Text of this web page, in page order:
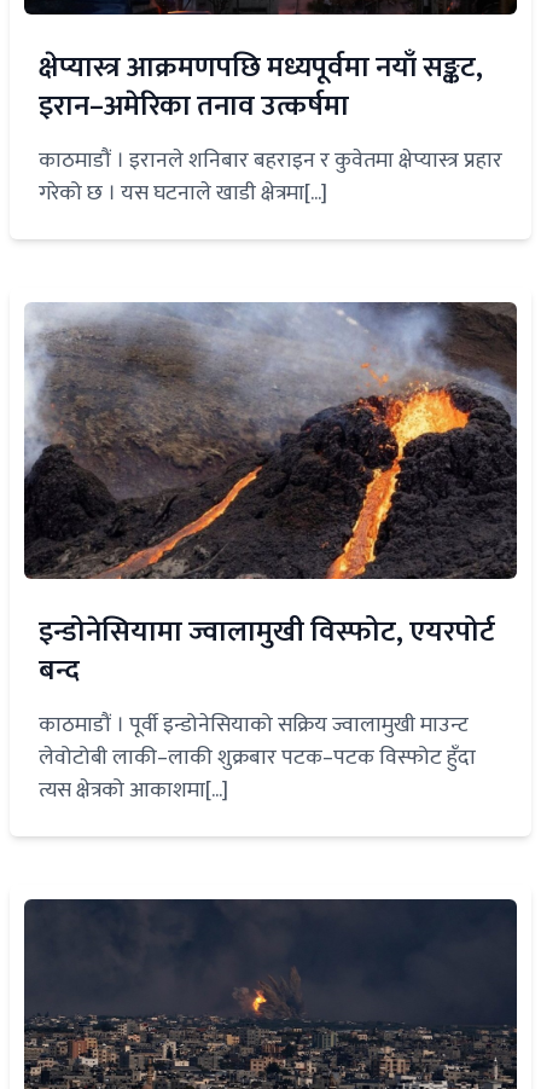
क्षेप्यास्त्र आक्रमणपछि मध्यपूर्वमा नयाँ सङ्कट,
इरान–अमेरिका तनाव उत्कर्षमा
काठमाडौं । इरानले शनिबार बहराइन र कुवेतमा क्षेप्यास्त्र प्रहार
गरेको छ । यस घटनाले खाडी क्षेत्रमा[...]
इन्डोनेसियामा ज्वालामुखी विस्फोट, एयरपोर्ट
बन्द
काठमाडौं । पूर्वी इन्डोनेसियाको सक्रिय ज्वालामुखी माउन्ट
लेवोटोबी लाकी–लाकी शुक्रबार पटक–पटक विस्फोट हुँदा
त्यस क्षेत्रको आकाशमा[...]